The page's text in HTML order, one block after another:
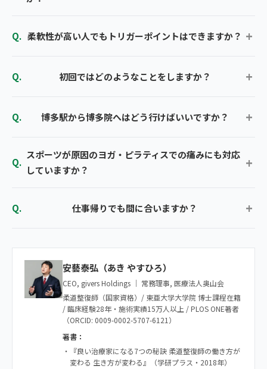
柔軟性が高い人でもトリガーポイントはできますか？
初回ではどのようなことをしますか？
博多駅から博多院へはどう行けばいいですか？
スポーツが原因のヨガ・ピラティスでの痛みにも対応
していますか？
仕事帰りでも間に合いますか？
安藝泰弘（あき やすひろ）
CEO, givers Holdings ｜ 常務理事, 医療法人奥山会
柔道整復師（国家資格）/ 東亜大学大学院 博士課程在籍
/ 臨床経験28年・施術実績15万人以上 / PLOS ONE著者
（ORCID: 0009-0002-5707-6121）
著書：
・『良い治療家になる7つの秘訣 柔道整復師の働き方が
変わる 生き方が変わる』（学研プラス・2018年）